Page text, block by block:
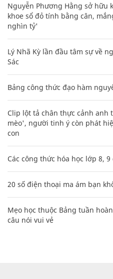
Nguyễn Phương Hằng sở
khoe sổ đỏ tính bằng cân,
nghìn tỷ'
Lý Nhã Kỳ lần đầu tâm sự về
Sác
Bảng công thức đạo hàm
Clip lột tả chân thực cảnh anh
mèo', người tinh ý còn phát
con
Các công thức hóa học lớp 8,
20 số điện thoại ma ám bạn
Mẹo học thuộc Bảng tuần
câu nói vui vẻ